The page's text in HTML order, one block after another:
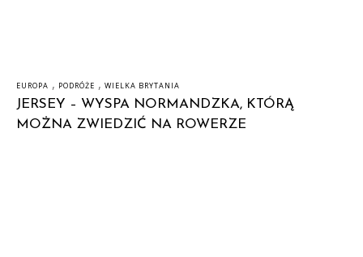
EUROPA , PODRÓŻE , WIELKA BRYTANIA
JERSEY – WYSPA NORMANDZKA, KTÓRĄ
MOŻNA ZWIEDZIĆ NA ROWERZE